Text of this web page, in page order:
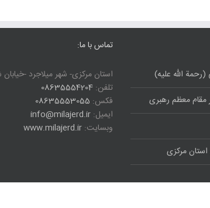
الله علیه)
مقام معظم رهبری
استان مرکزی
تماس با ما:
استان مرکزی- شهر میلاجرد -
تلفن: 08635554204
فکس: 08635553055
ایمیل: info@milajerd.ir
وبسایت: www.milajerd.ir